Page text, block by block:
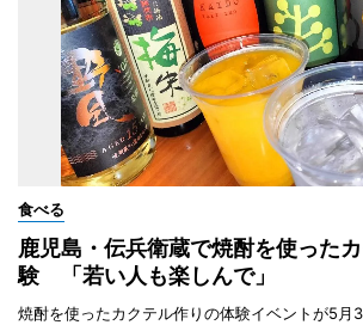
食べる
鹿児島・伝兵衛蔵で焼酎を使った
験 「若い人も楽しんで」
焼酎を使ったカクテル作りの体験イベントが5月